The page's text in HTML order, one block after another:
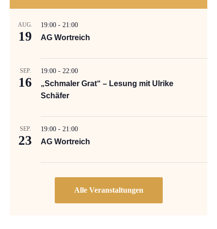
AUG.
19
19:00 - 21:00
AG Wortreich
SEP.
16
19:00 - 22:00
„Schmaler Grat“ – Lesung mit Ulrike
Schäfer
SEP.
23
19:00 - 21:00
AG Wortreich